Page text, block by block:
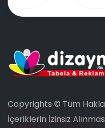
Copyrights © Tüm
İçeriklerin İzinsiz